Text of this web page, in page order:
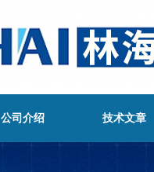
公司介绍 技术文章